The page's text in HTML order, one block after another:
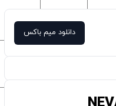
دانلود میم باکس